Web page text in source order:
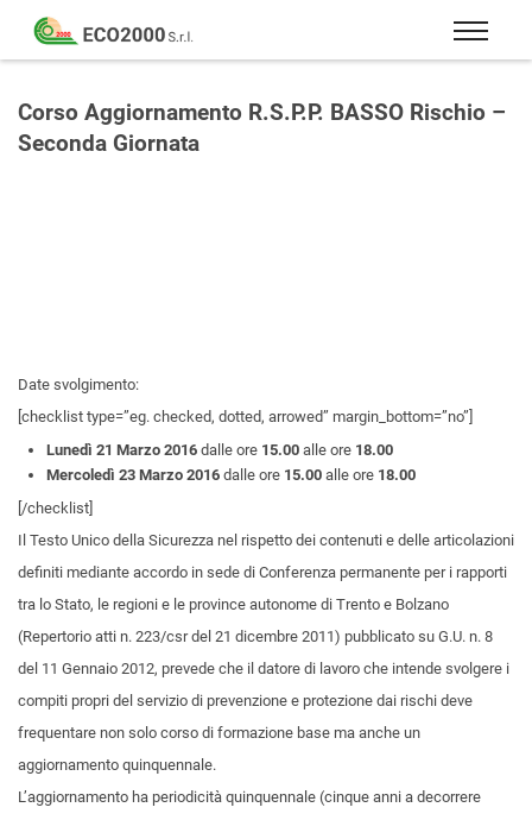
Eco
2000
Formazione
consulenza
per
Corso Aggiornamento R.S.P.P. BASSO Rischio –
Seconda Giornata
Date svolgimento:
[checklist type=”eg. checked, dotted, arrowed” margin_bottom=”no”]
Lunedì 21 Marzo 2016 dalle ore 15.00 alle ore 18.00
Mercoledì 23 Marzo 2016 dalle ore 15.00 alle ore 18.00
[/checklist]
Il Testo Unico della Sicurezza nel rispetto dei contenuti e delle articolazioni
definiti mediante accordo in sede di Conferenza permanente per i rapporti
tra lo Stato, le regioni e le province autonome di Trento e Bolzano
(Repertorio atti n. 223/csr del 21 dicembre 2011) pubblicato su G.U. n. 8
del 11 Gennaio 2012, prevede che il datore di lavoro che intende svolgere i
compiti propri del servizio di prevenzione e protezione dai rischi deve
frequentare non solo corso di formazione base ma anche un
aggiornamento quinquennale.
L’aggiornamento ha periodicità quinquennale (cinque anni a decorrere